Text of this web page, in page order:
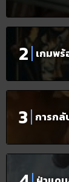
เกมพร้
การกลั